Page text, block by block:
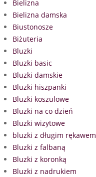
Bielizna
Bielizna damska
Biustonosze
Biżuteria
Bluzki
Bluzki basic
Bluzki damskie
Bluzki hiszpanki
Bluzki koszulowe
Bluzki na co dzień
Bluzki wizytowe
bluzki z długim rękawem
Bluzki z falbaną
Bluzki z koronką
Bluzki z nadrukiem